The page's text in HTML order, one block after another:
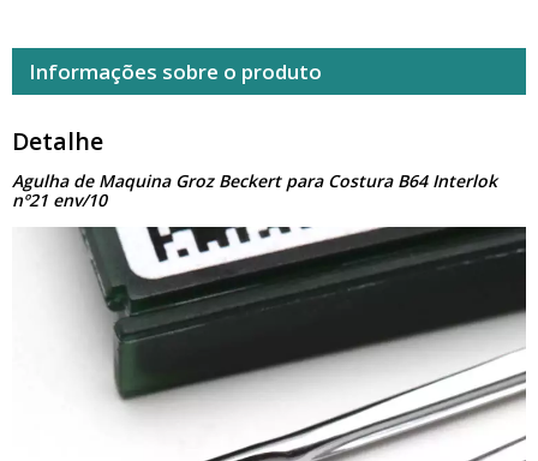
Informações sobre o produto
Detalhe
Agulha de Maquina Groz Beckert para Costura B64 Interlok
nº21 env/10